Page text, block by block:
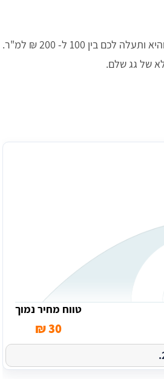
- שיטה המתאימה לאזורים לא נגישים והיא ותעלה לכם בין 100 ל- 200 ₪ למ"ר.
של גג שלם.
טווח מחיר נמוך
30 ₪